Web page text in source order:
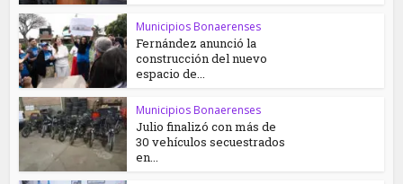
Municipios Bonaerenses
Fernández anunció la
construcción del nuevo
espacio de...
Municipios Bonaerenses
Julio finalizó con más de
30 vehículos secuestrados
en...